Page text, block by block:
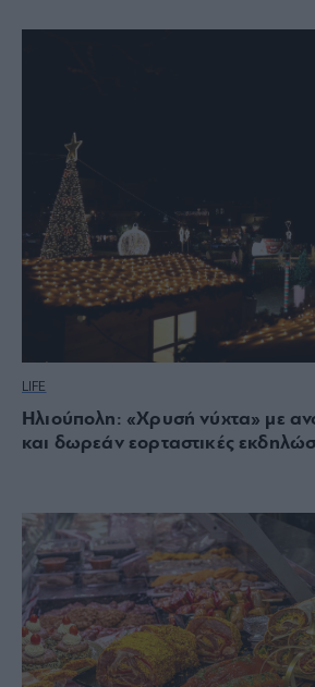
LIFE
Ηλιούπολη: «Χρυσή νύχτα» με
και δωρεάν εορταστικές